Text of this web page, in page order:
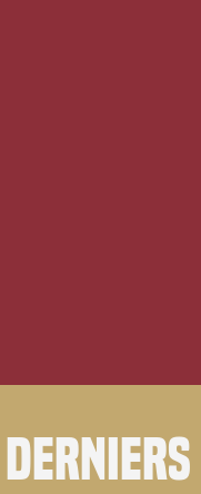
derniers